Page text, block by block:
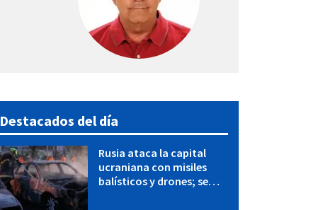
Destacados del día
Rusia ataca la capital
ucraniana con misiles
balísticos y drones; se